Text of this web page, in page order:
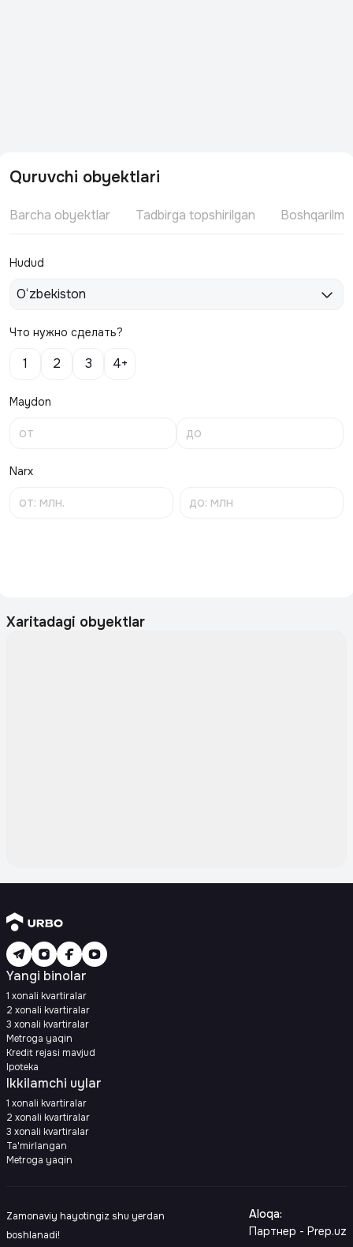
Quruvchi obyektlari
Barcha obyektlar Tadbirga topshirilgan
Hudud
O‘zbekiston
Что нужно сделать?
1 2 3 4+
Maydon
Narx
Xaritadagi obyektlar
Yangi binolar
1 xonali kvartiralar
2 xonali kvartiralar
3 xonali kvartiralar
Metroga yaqin
Kredit rejasi mavjud
Ipoteka
Ikkilamchi uylar
1 xonali kvartiralar
2 xonali kvartiralar
3 xonali kvartiralar
Ta'mirlangan
Metroga yaqin
Zamonaviy hayotingiz shu yerdan
boshlanadi!
Aloqa:
Партнер - Prep.uz